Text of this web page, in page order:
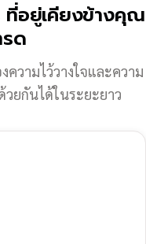
อยู่เคียงข้างคุณ
รด
วามไว้วางใจและความ
วยกันได้ในระยะยาว